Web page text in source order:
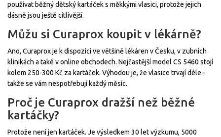
používat běžný dětský kartáček s měkkými vlasici, protože jejich
dásně jsou ještě citlivější.
Můžu si Curaprox koupit v lékárně?
Ano, Curaprox je k dispozici ve většině lékáren v Česku, v zubních
klinikách a také v online obchodech. Nejčastější model CS 5460 stojí
kolem 250-300 Kč za kartáček. Výhodou je, že vlasice trvají déle -
takže se vám nespotřebují každý měsíc.
Proč je Curaprox dražší než běžné
kartáčky?
Protože není jen kartáček. Je výsledkem 30 let výzkumu, 5000